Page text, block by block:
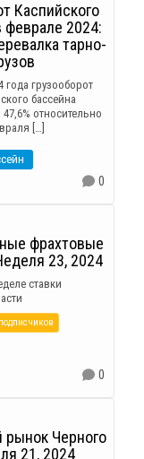
Каспийского
феврале 2024:
тарно-
года грузооборот
бассейна
относительно
[…]
0
фрахтовые
23, 2024
ставки
0
рынок Черного
21, 2024